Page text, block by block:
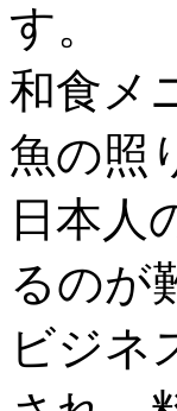
す。
和食メ
魚の照
日本人
るのが
ビジネ